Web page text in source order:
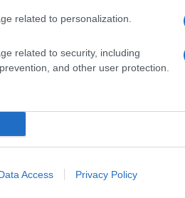
related to personalization.
related to security, including
and other user protection.
Access Privacy Policy
Please login to
2025 19:00